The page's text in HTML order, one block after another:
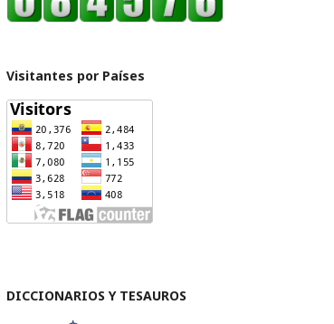
Visitantes por Países
DICCIONARIOS Y TESAUROS